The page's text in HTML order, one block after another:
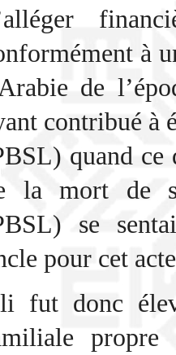
à
de
contribué à
quand ce
la mort de
se
pour cet
fut donc
propre